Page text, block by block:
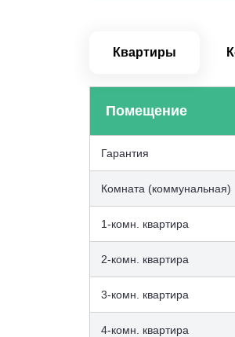
Квартиры
Помещение
Гарантия
Комната (коммунальная)
1-комн. квартира
2-комн. квартира
3-комн. квартира
4-комн. квартира